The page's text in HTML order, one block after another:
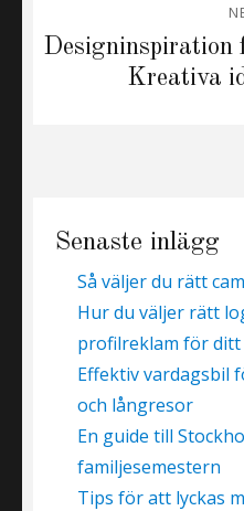
Next
Designinspiration
Kreativa
Senaste inlägg
Så väljer du rätt
Hur du väljer rätt
profilreklam för
Effektiv vardagsbil
och långresor
En guide till
familjesemestern
Tips för att lyckas